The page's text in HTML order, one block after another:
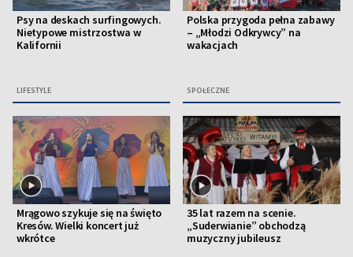
Psy na deskach surfingowych.
Nietypowe mistrzostwa w
Kalifornii
LIFESTYLE
Polska przygoda pełna zabawy
– „Młodzi Odkrywcy” na
wakacjach
SPOŁECZNE
Mrągowo szykuje się na święto
Kresów. Wielki koncert już
wkrótce
35 lat razem na scenie.
„Suderwianie” obchodzą
muzyczny jubileusz